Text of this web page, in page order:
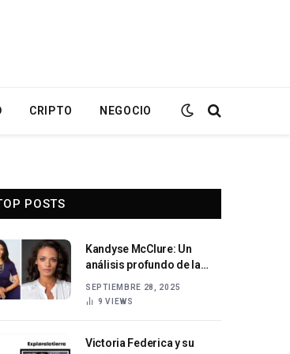
CRIPTO NEGOCIO
POSTS
Kandyse McClure: Un
análisis profundo de la
pionera de la ciencia
SEPTIEMBRE 28, 2025
9VIEWS
Victoria Federica y su